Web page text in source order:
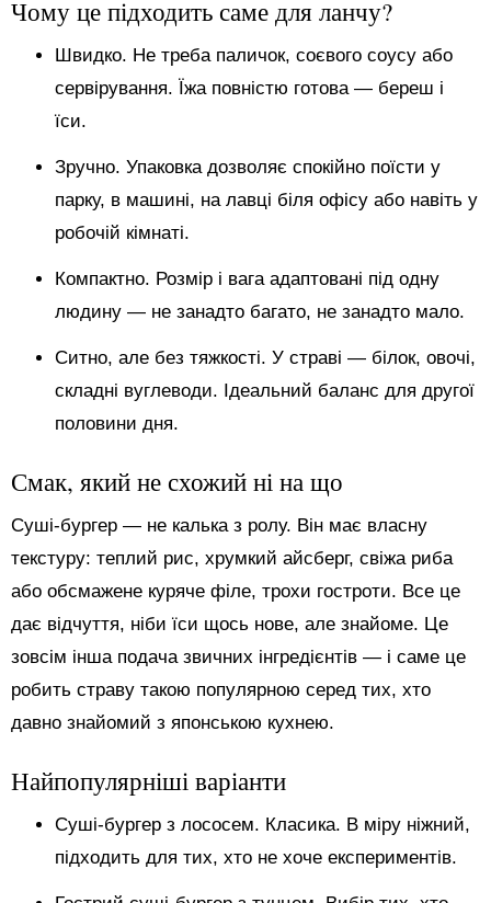
Чому це підходить саме для ланчу?
Швидко. Не треба паличок, соєвого соусу або
сервірування. Їжа повністю готова — береш і
їси.
Зручно. Упаковка дозволяє спокійно поїсти у
парку, в машині, на лавці біля офісу або навіть у
робочій кімнаті.
Компактно. Розмір і вага адаптовані під одну
людину — не занадто багато, не занадто мало.
Ситно, але без тяжкості. У страві — білок, овочі,
складні вуглеводи. Ідеальний баланс для другої
половини дня.
Смак, який не схожий ні на що
Суші-бургер — не калька з ролу. Він має власну
текстуру: теплий рис, хрумкий айсберг, свіжа риба
або обсмажене куряче філе, трохи гостроти. Все це
дає відчуття, ніби їси щось нове, але знайоме. Це
зовсім інша подача звичних інгредієнтів — і саме це
робить страву такою популярною серед тих, хто
давно знайомий з японською кухнею.
Найпопулярніші варіанти
Суші-бургер з лососем. Класика. В міру ніжний,
підходить для тих, хто не хоче експериментів.